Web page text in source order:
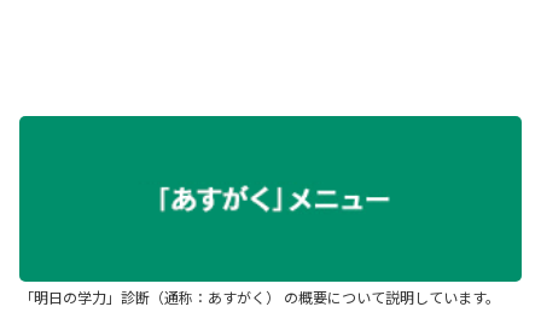
「明日の学力」診断（通称：あすがく） の概要について説明しています。